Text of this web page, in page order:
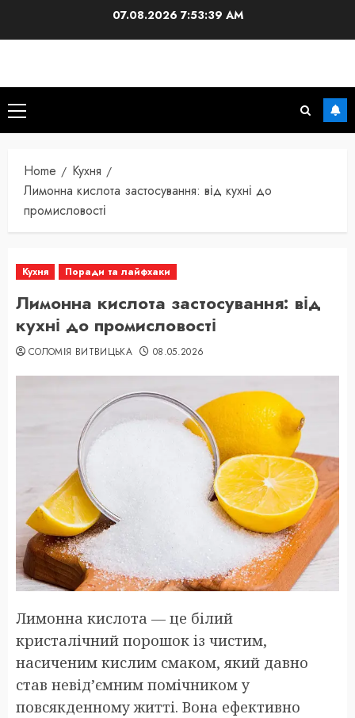
07.08.2026 7:53:40 AM
Primary
Menu
Home
Кухня
Лимонна кислота застосування: від кухні до
промисловості
Кухня Поради та лайфхаки
Лимонна кислота застосування: від
кухні до промисловості
СОЛОМІЯ ВИТВИЦЬКА 08.05.2026
Лимонна кислота — це білий
кристалічний порошок із чистим,
насиченим кислим смаком, який давно
став невід’ємним помічником у
повсякденному житті. Вона ефективно